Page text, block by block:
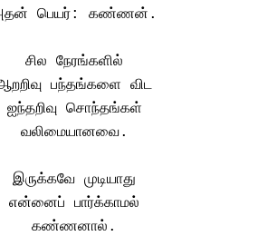
பெயர்: கண்ணன்.
சில நேரங்களில்
பந்தங்களை விட
ஐந்தறிவு சொந்தங்கள்
வலிமையானவை.
இருக்கவே முடியாது
என்னைப் பார்க்காமல்
கண்ணனால்.